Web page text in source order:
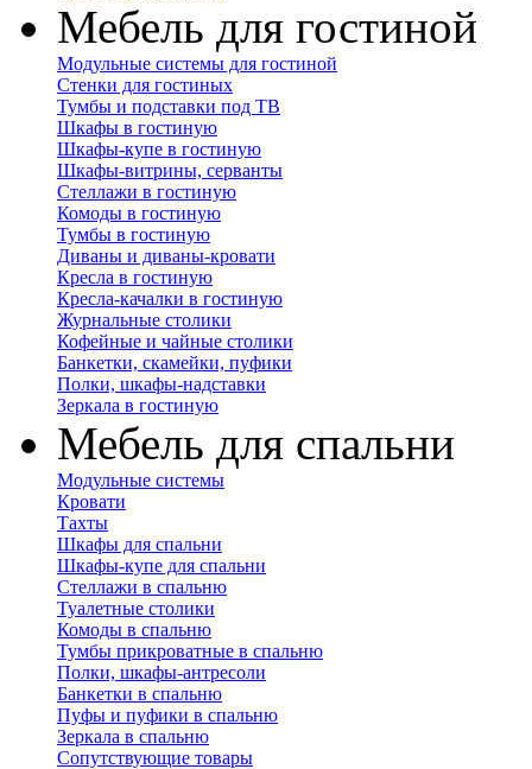
Мебель для гостиной
Модульные системы для гостиной
Стенки для гостиных
Тумбы и подставки под ТВ
Шкафы в гостиную
Шкафы-купе в гостиную
Шкафы-витрины, серванты
Стеллажи в гостиную
Комоды в гостиную
Тумбы в гостиную
Диваны и диваны-кровати
Кресла в гостиную
Кресла-качалки в гостиную
Журнальные столики
Кофейные и чайные столики
Банкетки, скамейки, пуфики
Полки, шкафы-надставки
Зеркала в гостиную
Мебель для спальни
Модульные системы
Кровати
Тахты
Шкафы для спальни
Шкафы-купе для спальни
Стеллажи в спальню
Туалетные столики
Комоды в спальню
Тумбы прикроватные в спальню
Полки, шкафы-антресоли
Банкетки в спальню
Пуфы и пуфики в спальню
Зеркала в спальню
Сопутствующие товары